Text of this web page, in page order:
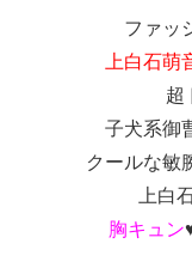
ファッ
上白石萌
超
子犬系御
クールな敏
上白
胸キュン